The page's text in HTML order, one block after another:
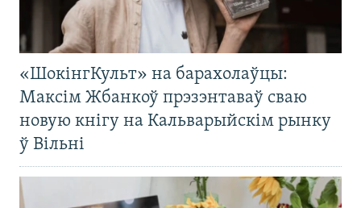
«ШокінгКульт» на барахолаўцы:
Максім Жбанкоў прэзэнтаваў сваю
новую кнігу на Кальварыйскім рынку
ў Вільні